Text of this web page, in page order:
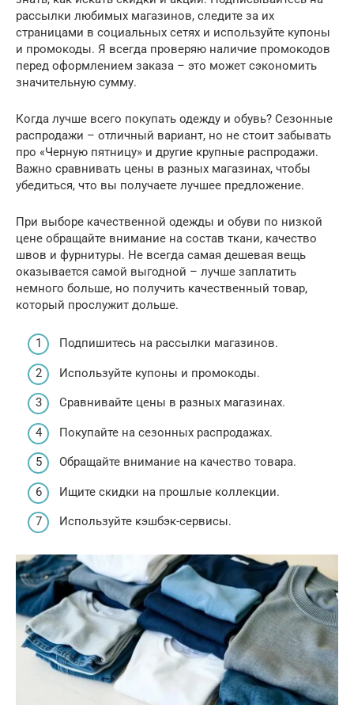
рассылки любимых магазинов, следите за их
страницами в социальных сетях и используйте купоны
и промокоды. Я всегда проверяю наличие промокодов
перед оформлением заказа – это может сэкономить
значительную сумму.
Когда лучше всего покупать одежду и обувь? Сезонные
распродажи – отличный вариант, но не стоит забывать
про «Черную пятницу» и другие крупные распродажи.
Важно сравнивать цены в разных магазинах, чтобы
убедиться, что вы получаете лучшее предложение.
При выборе качественной одежды и обуви по низкой
цене обращайте внимание на состав ткани, качество
швов и фурнитуры. Не всегда самая дешевая вещь
оказывается самой выгодной – лучше заплатить
немного больше, но получить качественный товар,
который прослужит дольше.
Подпишитесь на рассылки магазинов.
Используйте купоны и промокоды.
Сравнивайте цены в разных магазинах.
Покупайте на сезонных распродажах.
Обращайте внимание на качество товара.
Ищите скидки на прошлые коллекции.
Используйте кэшбэк-сервисы.